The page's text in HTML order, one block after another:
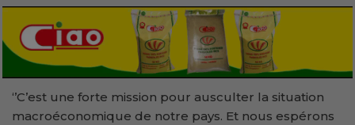
‘’C’est une forte mission pour ausculter la situation
macroéconomique de notre pays. Et nous espérons